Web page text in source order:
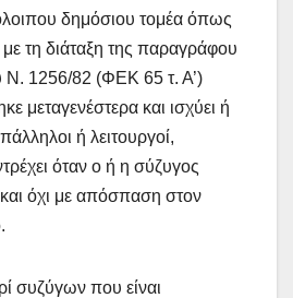
δημόσιου τομέα όπως
τη διάταξη της παραγράφου
Ν. 1256/82 (ΦΕΚ 65 τ. Α’)
μεταγενέστερα και ισχύει ή
ή λειτουργοί,
όταν ο ή η σύζυγος
όχι με απόσπαση στον
συζύγων που είναι